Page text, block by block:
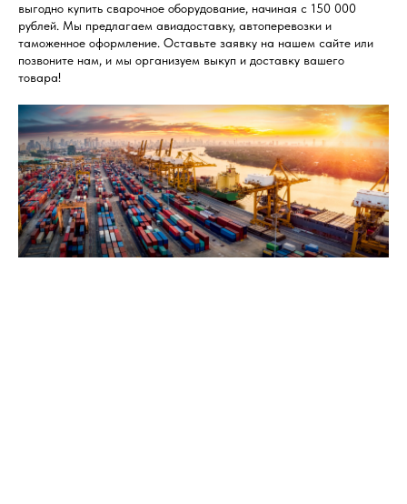
выгодно купить сварочное оборудование, начиная с 150 000
рублей. Мы предлагаем авиадоставку, автоперевозки и
таможенное оформление. Оставьте заявку на нашем сайте или
позвоните нам, и мы организуем выкуп и доставку вашего
товара!